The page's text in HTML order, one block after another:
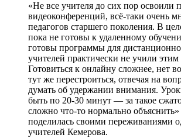
«Не все учителя до сих пор освоили
видеоконференций, всё-таки очень
педагогов старшего поколения. В
пока не готовы к удаленному
готовы программы для
учителей практически не учили этим
Готовиться к онлайну сложнее, нет
тут же перестроиться, отвечая на
думать об удержании внимания.
быть по 20-30 минут — за такое
сложно что-то нормально
поделилась своими переживаниями
учителей Кемерова.